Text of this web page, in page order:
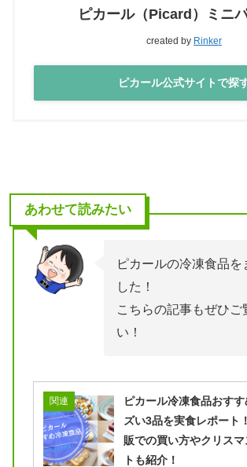
ピカール（Picard）ミニパ
created by Rinker
ピカール公式サイトで
あわせて読みたい
ピカールの冷凍食品を
した！
こちらの記事もぜひご
い！
関連
ピカール冷凍食品おす
ズい3品を実食レポート
販での買い方やクリス
トも紹介！